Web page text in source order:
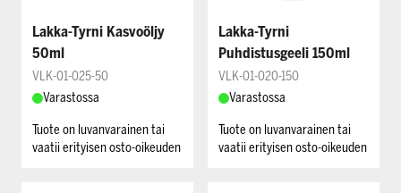
Lakka-Tyrni Kasvoöljy
50ml
VLK-01-025-50
Varastossa
Tuote on luvanvarainen tai
vaatii erityisen osto-oikeuden
Lakka-Tyrni
Puhdistusgeeli 150ml
VLK-01-020-150
Varastossa
Tuote on luvanvarainen tai
vaatii erityisen osto-oikeuden